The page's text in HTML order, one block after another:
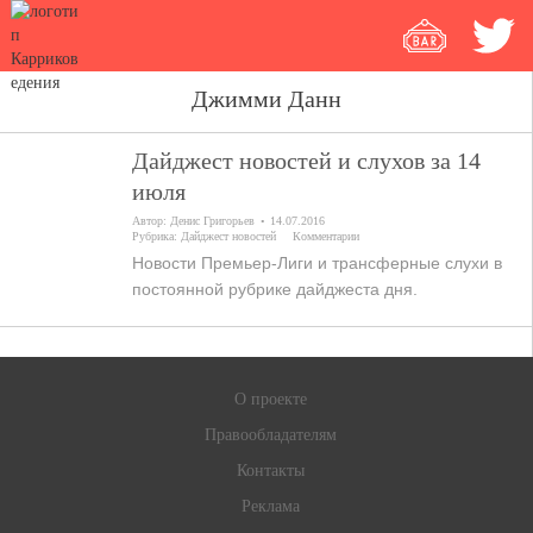
Джимми Данн
Дайджест новостей и слухов за 14
июля
Автор: Денис Григорьев
14.07.2016
Рубрика: Дайджест новостей Комментарии
Новости Премьер-Лиги и трансферные слухи в
постоянной рубрике дайджеста дня.
О проекте
Правообладателям
Контакты
Реклама